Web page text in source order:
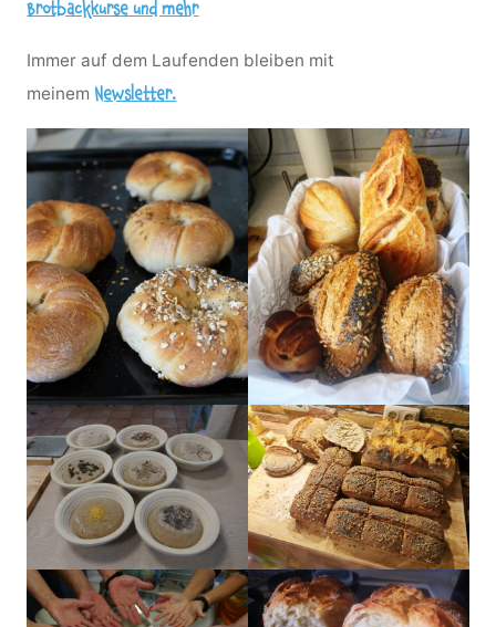
Brotbackkurse und mehr
Immer auf dem Laufenden bleiben mit
meinemNewsletter.